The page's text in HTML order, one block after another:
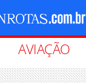
AVIAÇÃO